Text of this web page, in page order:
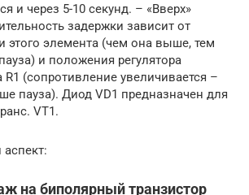
и через 5-10 секунд. – «Вверх»
задержки зависит от
этого элемента (чем она выше, тем
и положения регулятора
(сопротивление увеличивается –
пауза). Диод VD1 предназначен для
VT1.
на биполярный транзистор